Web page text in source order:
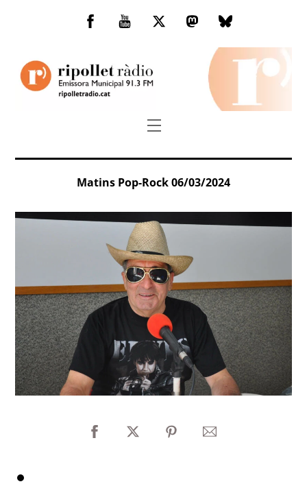
Facebook
You
TwitterMastodonBluesky
Menu
Matins Pop-Rock 06/03/2024